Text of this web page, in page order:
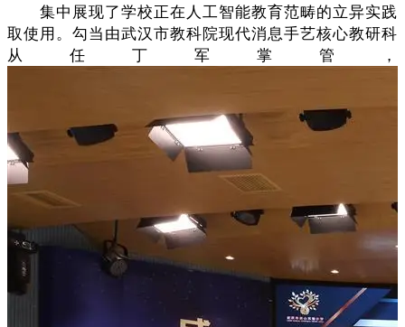
集中展现了学校正在人工智能教育范畴的立异实践
取使用。勾当由武汉市教科院现代消息手艺核心教研科
从任丁军掌管，